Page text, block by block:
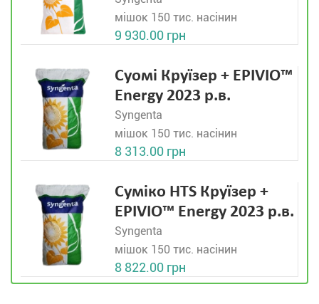
мішок 150 тис. насінин
9 930.00 грн
Суомі Круїзер + EPIVIO™
Energy 2023 р.в.
Syngenta
мішок 150 тис. насінин
8 313.00 грн
Суміко HTS Круїзер +
EPIVIO™ Energy 2023 р.в.
Syngenta
мішок 150 тис. насінин
8 822.00 грн